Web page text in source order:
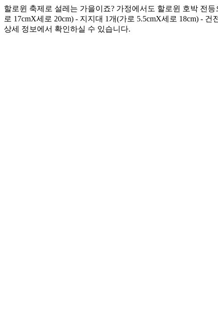
할로윈 축제로 설레는 가을이죠? 가정에서도 할로윈 호박 전
로 17cmX세로 20cm) - 지지대 1개(가로 5.5cmX세로 18cm) -
상세 정보에서 확인하실 수 있습니다.